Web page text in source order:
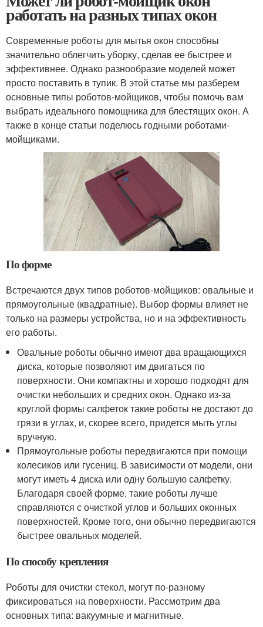
работать на разных типах окон
Современные роботы для мытья окон способны
значительно облегчить уборку, сделав ее быстрее и
эффективнее. Однако разнообразие моделей может
просто поставить в тупик. В этой статье мы разберем
основные типы роботов-мойщиков, чтобы помочь вам
выбрать идеального помощника для блестящих окон. А
также в конце статьи поделюсь годными роботами-
мойщиками.
По форме
Встречаются двух типов роботов-мойщиков: овальные и
прямоугольные (квадратные). Выбор формы влияет не
только на размеры устройства, но и на эффективность
его работы.
Овальные роботы обычно имеют два вращающихся
диска, которые позволяют им двигаться по
поверхности. Они компактны и хорошо подходят для
очистки небольших и средних окон. Однако из-за
круглой формы салфеток такие роботы не достают до
грязи в углах, и, скорее всего, придется мыть углы
вручную.
Прямоугольные роботы передвигаются при помощи
колесиков или гусениц. В зависимости от модели, они
могут иметь 4 диска или одну большую салфетку.
Благодаря своей форме, такие роботы лучше
справляются с очисткой углов и больших оконных
поверхностей. Кроме того, они обычно передвигаются
быстрее овальных моделей.
По способу крепления
Роботы для очистки стекол, могут по-разному
фиксироваться на поверхности. Рассмотрим два
основных типа: вакуумные и магнитные.